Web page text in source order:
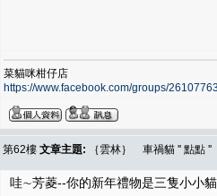
菜貓咪柑仔店
https://www.facebook.com/groups/
第62樓 文章主題: ｛雲林｝ 車禍貓 '' 點點
哇∼芳菱--你的新年禮物是三隻小小